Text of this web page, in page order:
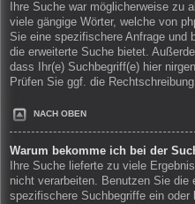
Ihre Suche war möglicherweise zu
viele gängige Wörter, welche von
Sie eine spezifischere Anfrage und
die erweiterte Suche bietet.
dass Ihr(e) Suchbegriff(e) hier
Prüfen Sie ggf. die
NACH OBEN
Warum bekomme ich bei der
Ihre Suche lieferte zu viele
nicht verarbeiten. Benutzen Sie die
spezifischere Suchbegriffe ein